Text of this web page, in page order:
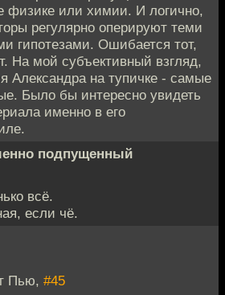
физике или химии. И логично,
регулярно оперируют теми
гипотезами. Ошибается тот,
На мой субъективный взгляд,
Александра на тупичке - самые
Было бы интересно увидеть
именно в его
подпущенный
всё.
если чё.
Пью, #45